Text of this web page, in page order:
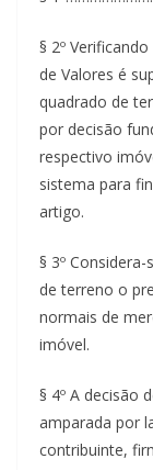
§ 2º
de Valores é
quadrado de
por decisão
respectivo
sistema para
artigo.
§ 3º
de terreno o
normais de
imóvel.
§ 4º A decisão
amparada por
contribuinte,